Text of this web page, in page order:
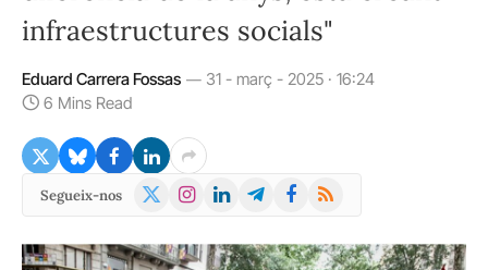
infraestructures socials"
Eduard Carrera Fossas
31 - març - 2025 · 16:24
6 Mins Read
Segueix-nos
X
Instagram
LinkedInTelegramFacebook
RSS